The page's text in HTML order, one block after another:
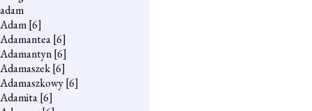
adam
Adam[6]
Adamantea[6]
Adamantyn[6]
Adamaszek[6]
Adamaszkowy[6]
Adamita[6]